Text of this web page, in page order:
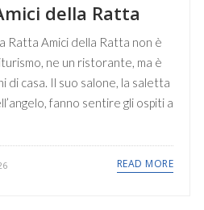
della Ratta
Ratta Amici della Ratta non è
ne un ristorante, ma è
di casa. Il suo salone, la saletta
fanno sentire gli ospiti a
READ MORE